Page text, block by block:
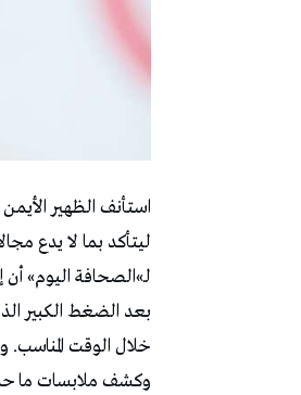
استأنف الظهير
ليتأكد بما لا يدع
لـ»الصحافة اليوم»
خلال الوقت المناسب.
وكشف ملابسات ما